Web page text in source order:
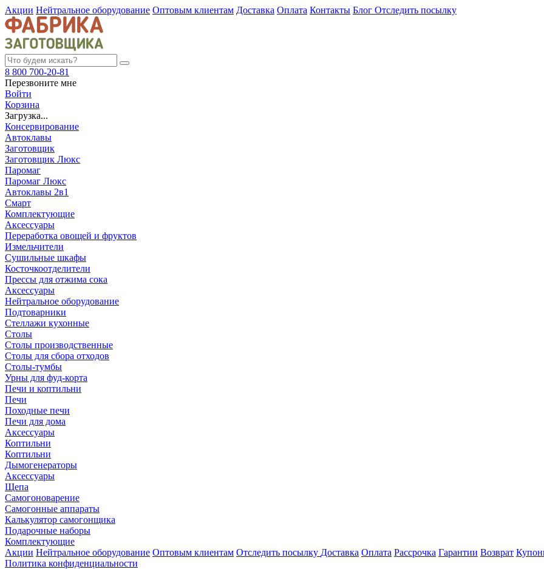
Акции Нейтральное оборудование Оптовым клиентам Доставка Оплата Контакты Блог Отследить посылку
8 800 700-20-81
Перезвоните мне
Войти
Корзина
Загрузка...
Консервирование
Автоклавы
Заготовщик
Заготовщик Люкс
Паромаг
Паромаг Люкс
Автоклавы 2в1
Смарт
Комплектующие
Аксессуары
Переработка овощей и фруктов
Измельчители
Сушильные шкафы
Косточкоотделители
Прессы для отжима сока
Аксессуары
Нейтральное оборудование
Подтоварники
Стеллажи кухонные
Столы
Столы производственные
Столы для сбора отходов
Столы-тумбы
Урны для фуд-корта
Печи и коптильни
Печи
Походные печи
Печи для дома
Аксессуары
Коптильни
Коптильни
Дымогенераторы
Аксессуары
Щепа
Самогоноварение
Самогонные аппараты
Калькулятор самогонщика
Подарочные наборы
Комплектующие
Акции Нейтральное оборудование Оптовым клиентам Отследить посылку Доставка Оплата Рассрочка Гарантии Возврат
Политика конфиденциальности